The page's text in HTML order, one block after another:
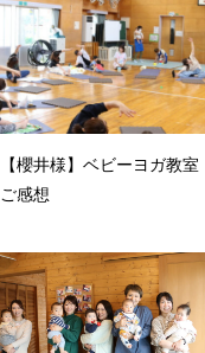
【櫻井様】ベビーヨガ教室
ご感想